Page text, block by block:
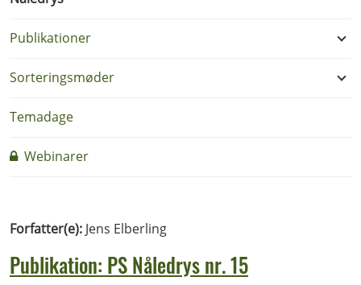
Publikationer
Sorteringsmøder
Temadage
Webinarer
Forfatter(e): Jens Elberling
Publikation: PS Nåledrys nr. 15